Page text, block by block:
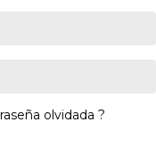
olvidada ?